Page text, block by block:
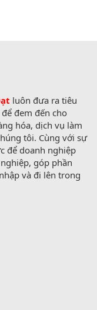
luôn đưa ra tiêu
để đem đến cho
hóa, dịch vụ làm
tôi. Cùng với sự
để doanh nghiệp
góp phần
và đi lên trong